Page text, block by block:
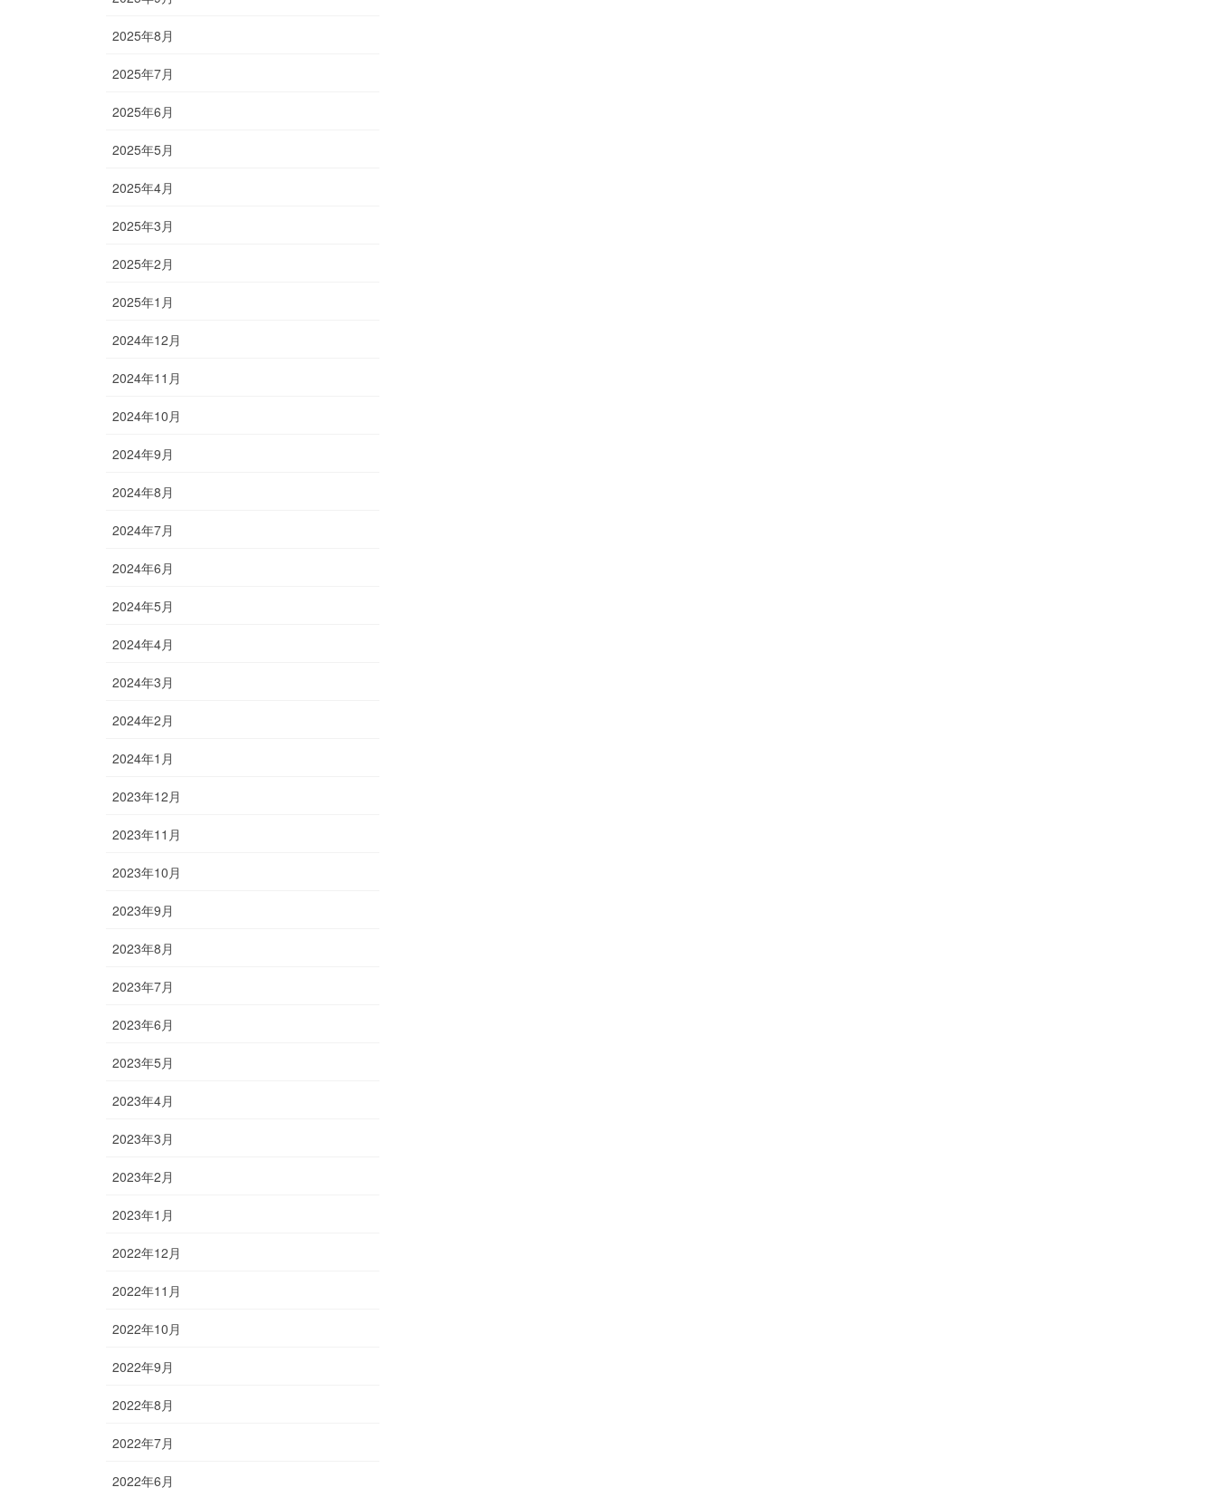
2025年8月
2025年7月
2025年6月
2025年5月
2025年4月
2025年3月
2025年2月
2025年1月
2024年12月
2024年11月
2024年10月
2024年9月
2024年8月
2024年7月
2024年6月
2024年5月
2024年4月
2024年3月
2024年2月
2024年1月
2023年12月
2023年11月
2023年10月
2023年9月
2023年8月
2023年7月
2023年6月
2023年5月
2023年4月
2023年3月
2023年2月
2023年1月
2022年12月
2022年11月
2022年10月
2022年9月
2022年8月
2022年7月
2022年6月